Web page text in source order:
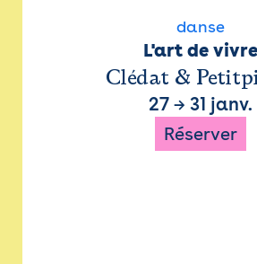
danse
L'art de vivre
Clédat &
27 → 31 janv.
Réserver